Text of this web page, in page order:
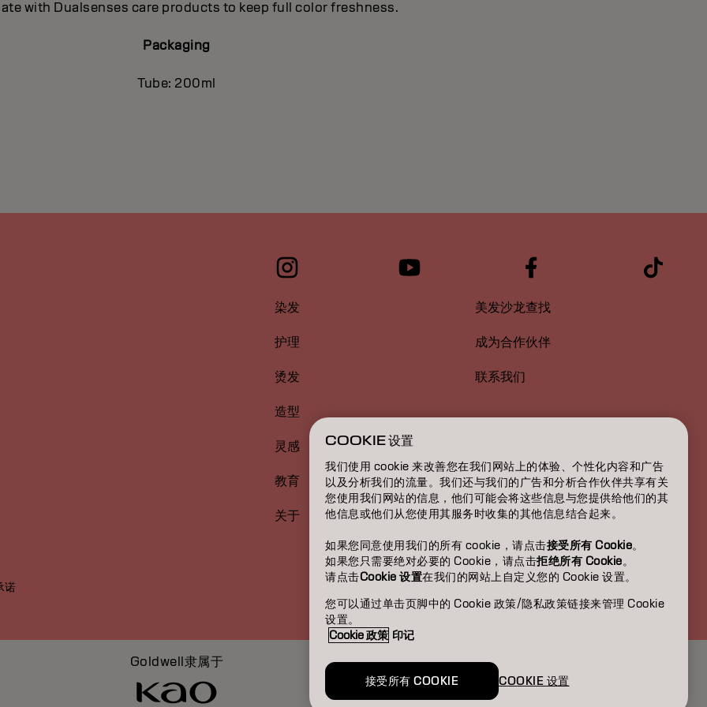
with Dualsenses care products to keep full color freshness.
Packaging
Tube: 200ml
染发
护理
烫发
造型
灵感
教育
关于
美发沙龙查找
成为合作伙伴
联系我们
诺 CN | Chinese (Traditional)
Goldwell隶属于
COOKIE 设置
我们使用 cookie 来改善您在我们网站上的体验、个性化内容和广告
以及分析我们的流量。我们还与我们的广告和分析合作伙伴共享有关
您使用我们网站的信息，他们可能会将这些信息与您提供给他们的其
他信息或他们从您使用其服务时收集的其他信息结合起来。
如果您同意使用我们的所有 cookie，请点击接受所有 Cookie。
如果您只需要绝对必要的 Cookie，请点击拒绝所有 Cookie。
请点击Cookie 设置在我们的网站上自定义您的 Cookie 设置。
您可以通过单击页脚中的 Cookie 政策/隐私政策链接来管理 Cookie
设置。
Cookie 政策 印记
COOKIE 设置
接受所有 COOKIE